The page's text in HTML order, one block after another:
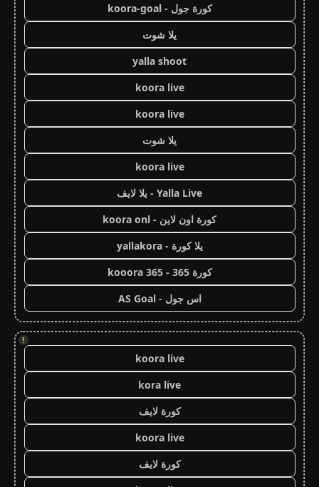
كورة جول - koora-goal
يلا شوت
yalla shoot
koora live
koora live
يلا شوت
koora live
Yalla Live - يلا لايف
كورة اون لاين - koora onl
يلا كورة - yallakora
كورة 365 - kooora 365
اس جول - AS Goal
!
koora live
kora live
كورة لايف
koora live
كورة لايف